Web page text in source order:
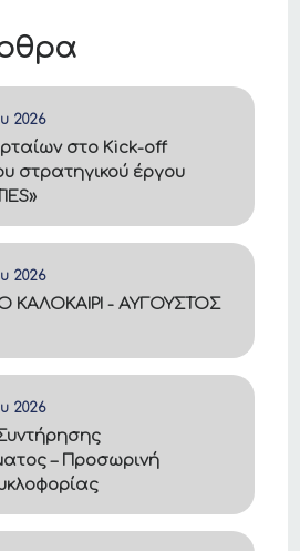
2026
στο Kick-off
στρατηγικού έργου
2026
ΚΑΛΟΚΑΙΡΙ - ΑΥΓΟΥΣΤΟΣ
2026
– Προσωρινή